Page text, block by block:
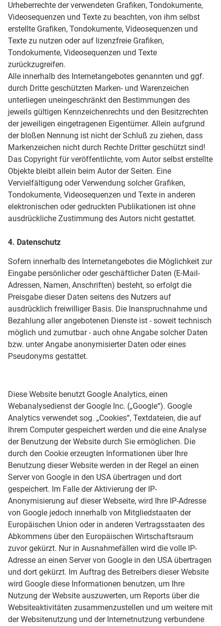
Urheberrechte der verwendeten Grafiken, Tondokumente,
Videosequenzen und Texte zu beachten, von ihm selbst
erstellte Grafiken, Tondokumente, Videosequenzen und
Texte zu nutzen oder auf lizenzfreie Grafiken,
Tondokumente, Videosequenzen und Texte
zurückzugreifen.
Alle innerhalb des Internetangebotes genannten und ggf.
durch Dritte geschützten Marken- und Warenzeichen
unterliegen uneingeschränkt den Bestimmungen des
jeweils gültigen Kennzeichenrechts und den Besitzrechten
der jeweiligen eingetragenen Eigentümer. Allein aufgrund
der bloßen Nennung ist nicht der Schluß zu ziehen, dass
Markenzeichen nicht durch Rechte Dritter geschützt sind!
Das Copyright für veröffentlichte, vom Autor selbst erstellte
Objekte bleibt allein beim Autor der Seiten. Eine
Vervielfältigung oder Verwendung solcher Grafiken,
Tondokumente, Videosequenzen und Texte in anderen
elektronischen oder gedruckten Publikationen ist ohne
ausdrückliche Zustimmung des Autors nicht gestattet.
4. Datenschutz
Sofern innerhalb des Internetangebotes die Möglichkeit zur
Eingabe persönlicher oder geschäftlicher Daten (E-Mail-
Adressen, Namen, Anschriften) besteht, so erfolgt die
Preisgabe dieser Daten seitens des Nutzers auf
ausdrücklich freiwilliger Basis. Die Inanspruchnahme und
Bezahlung aller angebotenen Dienste ist - soweit technisch
möglich und zumutbar - auch ohne Angabe solcher Daten
bzw. unter Angabe anonymisierter Daten oder eines
Pseudonyms gestattet.
Diese Website benutzt Google Analytics, einen
Webanalysedienst der Google Inc. („Google“). Google
Analytics verwendet sog. „Cookies“, Textdateien, die auf
Ihrem Computer gespeichert werden und die eine Analyse
der Benutzung der Website durch Sie ermöglichen. Die
durch den Cookie erzeugten Informationen über Ihre
Benutzung dieser Website werden in der Regel an einen
Server von Google in den USA übertragen und dort
gespeichert. Im Falle der Aktivierung der IP-
Anonymisierung auf dieser Webseite, wird Ihre IP-Adresse
von Google jedoch innerhalb von Mitgliedstaaten der
Europäischen Union oder in anderen Vertragsstaaten des
Abkommens über den Europäischen Wirtschaftsraum
zuvor gekürzt. Nur in Ausnahmefällen wird die volle IP-
Adresse an einen Server von Google in den USA übertragen
und dort gekürzt. Im Auftrag des Betreibers dieser Website
wird Google diese Informationen benutzen, um Ihre
Nutzung der Website auszuwerten, um Reports über die
Websiteaktivitäten zusammenzustellen und um weitere mit
der Websitenutzung und der Internetnutzung verbundene